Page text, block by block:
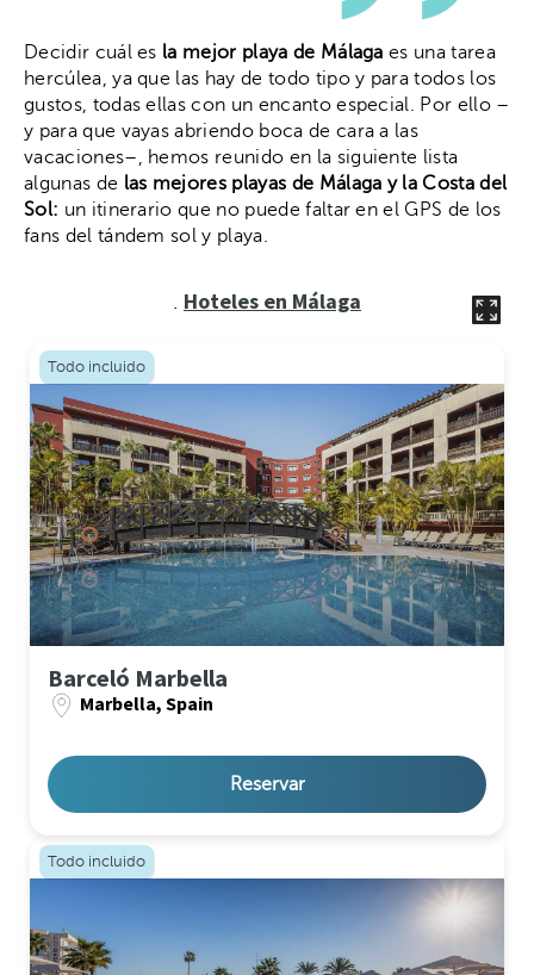
Decidir cuál es la mejor playa de Málaga es una tarea
hercúlea, ya que las hay de todo tipo y para todos los
gustos, todas ellas con un encanto especial. Por ello –
y para que vayas abriendo boca de cara a las
vacaciones–, hemos reunido en la siguiente lista
algunas de las mejores playas de Málaga y la Costa del
Sol: un itinerario que no puede faltar en el GPS de los
fans del tándem sol y playa.
. Hoteles en Málaga
Todo incluido
Barceló Marbella
Marbella, Spain
Reservar
Todo incluido